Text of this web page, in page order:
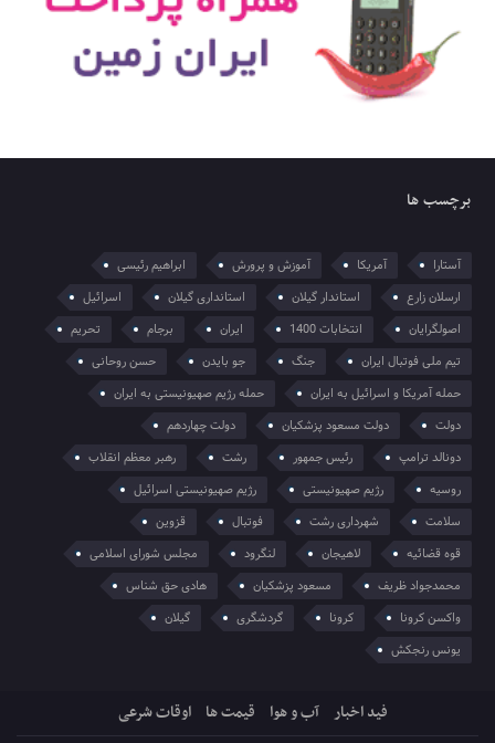
برچسب ها
آستارا آمریکا آموزش و پرورش
ابراهیم رئیسی
ارسلان زارع
استاندار گیلان استانداری گیلان
اسرائیل
اصولگرایان
انتخابات 1400 ایران برجام
تحریم
تیم ملی فوتبال ایران
جنگ جو بایدن
حسن روحانی
حمله آمریکا و اسرائیل به ایران
حمله رژیم صهیونیستی به ایران
دولت
دولت مسعود پزشکیان
دولت چهاردهم
دونالد ترامپ
رئیس جمهور رشت
رهبر معظم انقلاب
روسیه
رژیم صهیونیستی
رژیم صهیونیستی اسرائیل
سلامت
شهرداری رشت فوتبال
قزوین
قوه قضائیه
لاهیجان لنگرود
مجلس شورای اسلامی
محمدجواد ظریف
مسعود پزشکیان
هادی حق شناس
واکسن کرونا
کرونا گردشگری
گیلان
یونس رنجکش
فید اخبار آب و هوا قیمت ها اوقات شرعی